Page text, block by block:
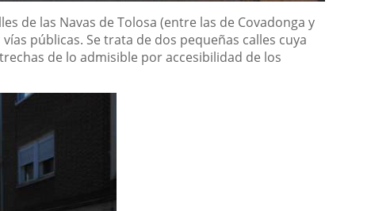
de las Navas de Tolosa (entre las de Covadonga y
públicas. Se trata de dos pequeñas calles cuya
de lo admisible por accesibilidad de los